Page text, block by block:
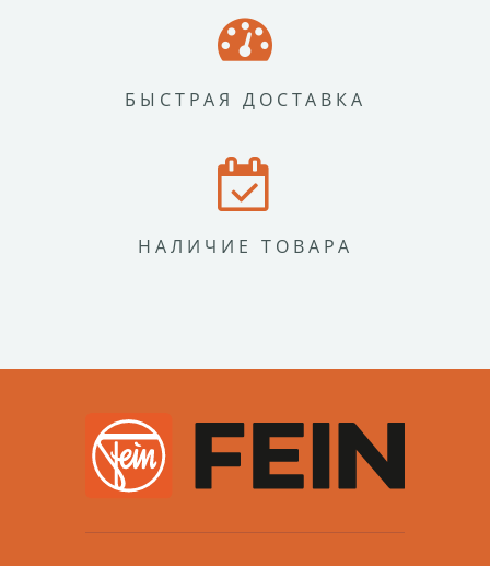
БЫСТРАЯ ДОСТАВКА
НАЛИЧИЕ ТОВАРА